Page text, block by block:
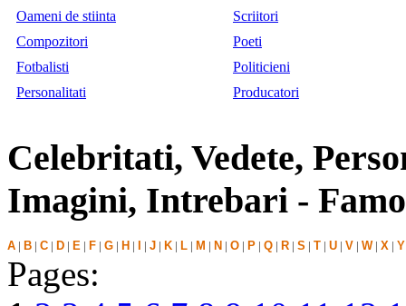
Oameni de stiinta
Scriitori
Compozitori
Poeti
Fotbalisti
Politicieni
Personalitati
Producatori
Celebritati, Vedete,
Imagini, Intrebari -
A | B | C | D | E | F | G | H | | J | K | L | M | N | O | P | Q | R | S | T | U | V | W| X | Y
Pages: